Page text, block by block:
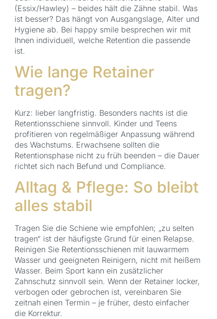
(Essix/Hawley) – beides hält die Zähne stabil. Was
ist besser? Das hängt von Ausgangslage, Alter und
Hygiene ab. Bei happy smile besprechen wir mit
Ihnen individuell, welche Retention die passende
ist.
Wie lange Retainer
tragen?
Kurz: lieber langfristig. Besonders nachts ist die
Retentionsschiene sinnvoll. Kinder und Teens
profitieren von regelmäßiger Anpassung während
des Wachstums. Erwachsene sollten die
Retentionsphase nicht zu früh beenden – die Dauer
richtet sich nach Befund und Compliance.
Alltag & Pflege: So bleibt
alles stabil
Tragen Sie die Schiene wie empfohlen; „zu selten
tragen“ ist der häufigste Grund für einen Relapse.
Reinigen Sie Retentionsschienen mit lauwarmem
Wasser und geeigneten Reinigern, nicht mit heißem
Wasser. Beim Sport kann ein zusätzlicher
Zahnschutz sinnvoll sein. Wenn der Retainer locker,
verbogen oder gebrochen ist, vereinbaren Sie
zeitnah einen Termin – je früher, desto einfacher
die Korrektur.